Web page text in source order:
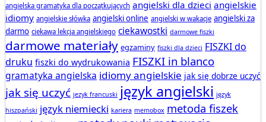
angielska gramatyka dla początkujących angielski dla dzieci angielskie
idiomy angielskie słówka angielski online angielski w wakacje angielski za
darmo ciekawa lekcja angielskiego ciekawostki darmowe fiszki
darmowe materiały egzaminy fiszki dla dzieci FISZKI do
druku fiszki do wydrukowania FISZKI in blanco
gramatyka angielska idiomy angielskie jak się dobrze uczyć
jak się uczyć jezyk francuski język angielski język
hiszpański język niemiecki kariera memobox metoda fiszek